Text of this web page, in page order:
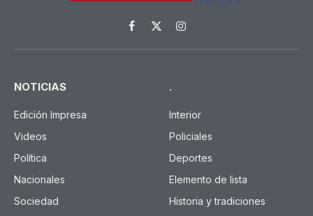
Facebook
X
(Twitter)
Instagram
NOTICIAS
Edición Impresa
Videos
Política
Nacionales
Sociedad
.
Interior
Policiales
Deportes
Elemento de lista
Historia y tradiciones